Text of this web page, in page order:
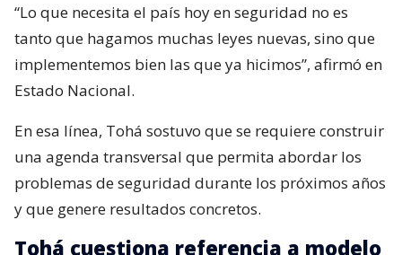
“Lo que necesita el país hoy en seguridad no es
tanto que hagamos muchas leyes nuevas, sino que
implementemos bien las que ya hicimos”, afirmó en
Estado Nacional.
En esa línea, Tohá sostuvo que se requiere construir
una agenda transversal que permita abordar los
problemas de seguridad durante los próximos años
y que genere resultados concretos.
Tohá cuestiona referencia a modelo